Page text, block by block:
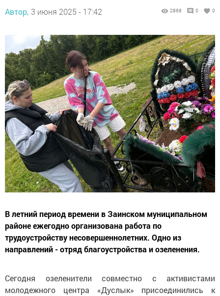
Автор, 3 июня 2025 - 17:42 2868 0 0
В летний период времени в Заинском муниципальном
районе ежегодно организована работа по
трудоустройству несовершеннолетних. Одно из
направлений - отряд благоустройства и озеленения.
Сегодня озеленители совместно с активистами
молодежного центра «Дуслык» присоединились к